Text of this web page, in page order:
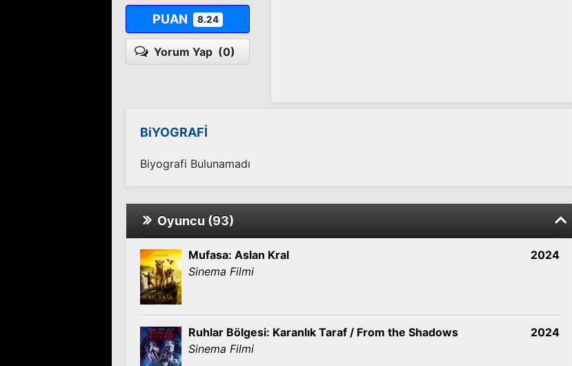
PUAN 8.24
Yorum Yap (0)
BiYOGRAFİ
Biyografi Bulunamadı
Oyuncu (93)
Mufasa: Aslan Kral
Sinema Filmi
2024
Ruhlar Bölgesi: Karanlık Taraf / From the Shadows
Sinema Filmi
2024